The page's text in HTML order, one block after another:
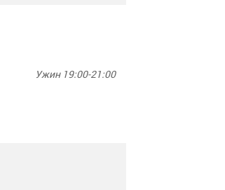
Ужин 19:00-21:00